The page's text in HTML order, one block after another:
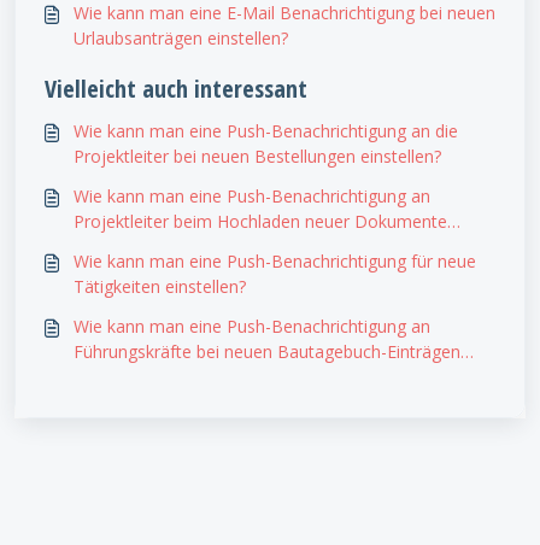
Wie kann man eine E-Mail Benachrichtigung bei neuen
Urlaubsanträgen einstellen?
Vielleicht auch interessant
Wie kann man eine Push-Benachrichtigung an die
Projektleiter bei neuen Bestellungen einstellen?
Wie kann man eine Push-Benachrichtigung an
Projektleiter beim Hochladen neuer Dokumente
Wie kann man eine Push-Benachrichtigung für neue
Tätigkeiten einstellen?
Wie kann man eine Push-Benachrichtigung an
Führungskräfte bei neuen Bautagebuch-Einträgen